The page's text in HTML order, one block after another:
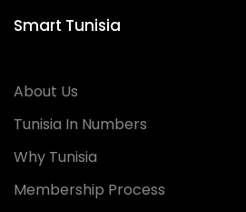
Smart Tunisia
About Us
Tunisia In Numbers
Why Tunisia
Membership Process